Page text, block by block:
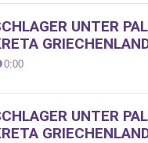
UNTER
0:00
UNTER